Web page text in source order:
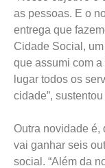
as pessoas. E o
entrega que
Cidade Social,
que assumi com
lugar todos os
cidade”,
Outra novidade é,
vai ganhar seis
social. “Além da